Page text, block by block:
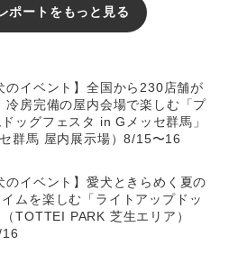
ポートをもっと見る
のイベント】全国から230店舗が
冷房完備の屋内会場で楽しむ「プ
ッグフェスタ in Gメッセ群馬」
セ群馬 屋内展示場）8/15〜16
のイベント】愛犬ときらめく夏の
ムを楽しむ「ライトアップドッ
TOTTEI PARK 芝生エリア）